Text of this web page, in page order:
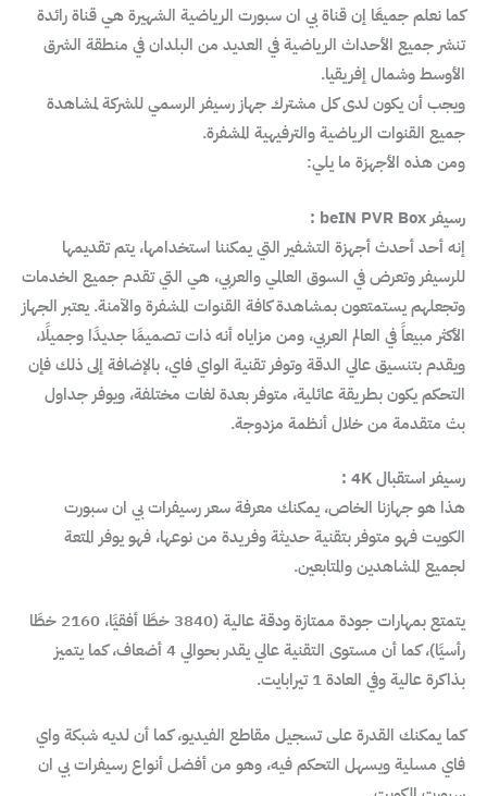
كما نعلم جميعًا إن قناة بي ان سبورت الرياضية الشهيرة هي قناة رائدة
تنشر جميع الأحداث الرياضية في العديد من البلدان في منطقة الشرق
الأوسط وشمال إفريقيا.
ويجب أن يكون لدى كل مشترك جهاز رسيفر الرسمي للشركة لمشاهدة
جميع القنوات الرياضية والترفيهية المشفرة.
ومن هذه الأجهزة ما يلي:
رسيفر beIN PVR Box :
إنه أحد أحدث أجهزة التشفير التي يمكننا استخدامها، يتم تقديمها
للرسيفر وتعرض في السوق العالمي والعربي، هي التي تقدم جميع الخدمات
وتجعلهم يستمتعون بمشاهدة كافة القنوات المشفرة والآمنة. يعتبر الجهاز
الأكثر مبيعاً في العالم العربي، ومن مزاياه أنه ذات تصميمًا جديدًا وجميلًا،
ويقدم بتنسيق عالي الدقة وتوفر تقنية الواي فاي، بالإضافة إلى ذلك فإن
التحكم يكون بطريقة عائلية، متوفر بعدة لغات مختلفة، ويوفر جداول
بث متقدمة من خلال أنظمة مزدوجة.
رسيفر استقبال 4K :
هذا هو جهازنا الخاص، يمكنك معرفة سعر رسيفرات بي ان سبورت
الكويت فهو متوفر بتقنية حديثة وفريدة من نوعها، فهو يوفر المتعة
لجميع المشاهدين والمتابعين.
يتمتع بمهارات جودة ممتازة ودقة عالية (3840 خطًا أفقيًا، 2160 خطًا
رأسيًا)، كما أن مستوى التقنية عالي يقدر بحوالي 4 أضعاف، كما يتميز
بذاكرة عالية وفي العادة 1 تيرابايت.
كما يمكنك القدرة على تسجيل مقاطع الفيديو، كما أن لديه شبكة واي
فاي مسلية ويسهل التحكم فيه، وهو من أفضل أنواع رسيفرات بي ان